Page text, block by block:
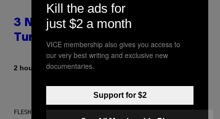
3 No-Skip Pop-Punk Albums
Turning 20 This Year
2 hours agoByDan Milam
FLESHLIGHT
Kill the ads for
just $2 a month
VICE membership also gives you access to
our very best writing and exclusive new
documentaries.
Support for $2